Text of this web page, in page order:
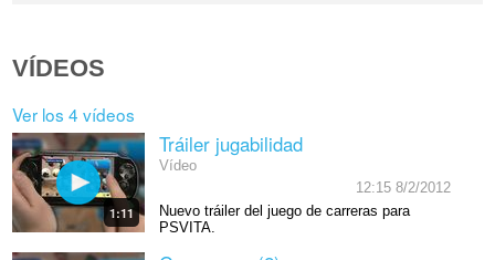
VÍDEOS
Ver los 4 vídeos
1:11
Tráiler jugabilidad
Vídeo
12:15 8/2/2012
Nuevo tráiler del juego de carreras para
PSVITA.